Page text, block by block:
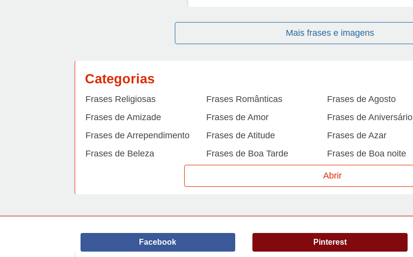
Mais frases e imagens
Categorias
Frases Religiosas Frases Românticas Frases de Agosto
Frases de Amizade
Frases de Amor Frases de Aniversário
Frases de Arrependimento
Frases de Atitude Frases de Azar
Frases de Beleza
Frases de Boa Tarde Frases de Boa noite
Frases de Caráter
Frases de Desculpa Frases de Dezembro
Frases de Horário de verão
Frases de Humor
Abrir
Facebook Pinterest